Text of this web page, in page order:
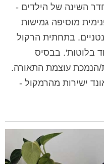
השינה של הילדים -
מוסיפה גמישות
בתחתית הרקול
בלוטות'. בבסיס
הנמכת עוצמת התאורה.
ישירות מהרמקול -